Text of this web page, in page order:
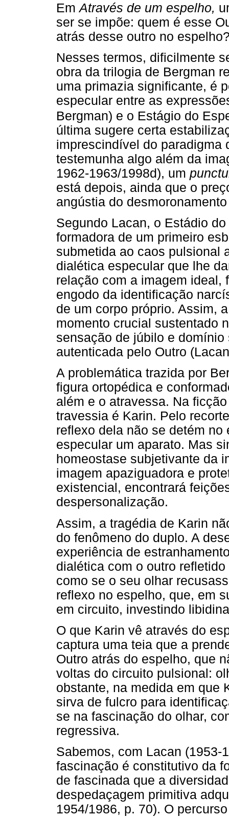
EmAtravés de um espelho,
ser se impõe: quem é esse
atrás desse outro no
Nesses termos, dificilmente
obra da trilogia de Bergman
uma primazia significante, é
especular entre as
Bergman) e o Estágio do
última sugere certa
imprescindível do paradigma
testemunha algo além da
1962-1963/1998d), um
está depois, ainda que o
angústia do
Segundo Lacan, o Estádio
formadora de um primeiro
submetida ao caos pulsional
dialética especular que lhe
relação com a imagem ideal,
engodo da identificação
de um corpo próprio. Assim,
momento crucial sustentado
sensação de júbilo e
autenticada pelo Outro
A problemática trazida por
figura ortopédica e
além e o atravessa. Na
travessia é Karin. Pelo
reflexo dela não se detém
especular um aparato. Mas
homeostase subjetivante da
imagem apaziguadora e
existencial, encontrará
despersonalização.
Assim, a tragédia de Karin
do fenômeno do duplo. A
experiência de
dialética com o outro
como se o seu olhar
reflexo no espelho, que, em
em circuito, investindo
O que Karin vê através do
captura uma teia que a
Outro atrás do espelho, que
voltas do circuito pulsional:
obstante, na medida em que
sirva de fulcro para
se na fascinação do olhar,
regressiva.
Sabemos, com Lacan (1953-
fascinação é constitutivo da
de fascinada que a
despedaçagem primitiva
1954/1986, p. 70). O